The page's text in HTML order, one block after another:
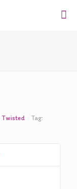
Twisted Tag: